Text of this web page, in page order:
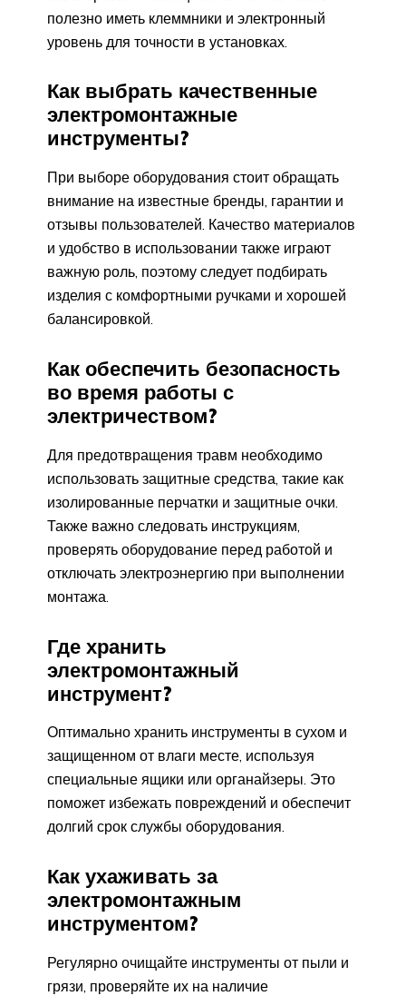
полезно иметь клеммники и электронный
уровень для точности в установках.
Как выбрать качественные
электромонтажные
инструменты?
При выборе оборудования стоит обращать
внимание на известные бренды, гарантии и
отзывы пользователей. Качество материалов
и удобство в использовании также играют
важную роль, поэтому следует подбирать
изделия с комфортными ручками и хорошей
балансировкой.
Как обеспечить безопасность
во время работы с
электричеством?
Для предотвращения травм необходимо
использовать защитные средства, такие как
изолированные перчатки и защитные очки.
Также важно следовать инструкциям,
проверять оборудование перед работой и
отключать электроэнергию при выполнении
монтажа.
Где хранить
электромонтажный
инструмент?
Оптимально хранить инструменты в сухом и
защищенном от влаги месте, используя
специальные ящики или органайзеры. Это
поможет избежать повреждений и обеспечит
долгий срок службы оборудования.
Как ухаживать за
электромонтажным
инструментом?
Регулярно очищайте инструменты от пыли и
грязи, проверяйте их на наличие